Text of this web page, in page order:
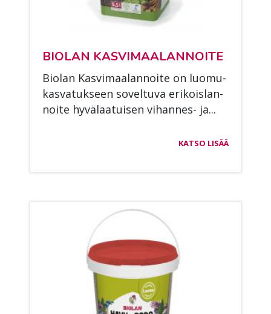
BIO­LAN KAS­VI­MAA­LAN­NOI­TE
Bio­lan Kas­vi­maa­lan­noi­te on luo­mu­
kas­va­tuk­seen so­vel­tu­va eri­kois­lan­
noi­te hy­vä­laa­tui­sen vi­han­nes- ja...
KATSO LISÄÄ